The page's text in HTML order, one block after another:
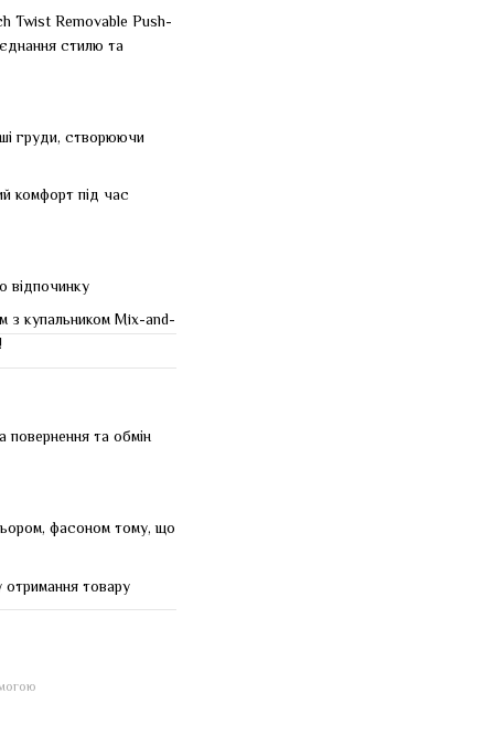
Twist Removable Push-
стилю та
груди, створюючи
комфорт під час
відпочинку
з купальником Mix-and-
повернення та обмін
фасоном тому, що
отримання товару